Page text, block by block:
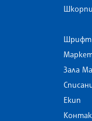
Шрифт
Зала
Екип